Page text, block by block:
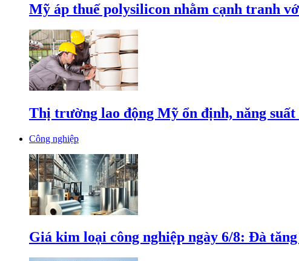
Mỹ áp thuế polysilicon nhằm cạnh tranh
Thị trường lao động Mỹ ổn định, năng
Công nghiệp
Giá kim loại công nghiệp ngày 6/8: Đà